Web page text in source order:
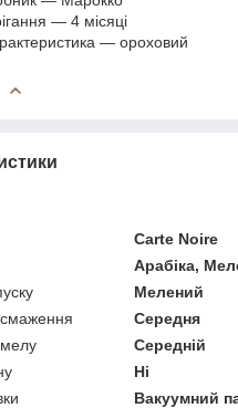
— 4 місяці
— ороховий
Carte Noire
Арабіка,
Мелений
Середня
Середній
Ні
Вакуумний